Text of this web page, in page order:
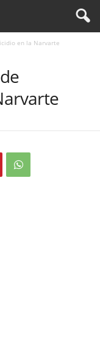
en la Narvarte